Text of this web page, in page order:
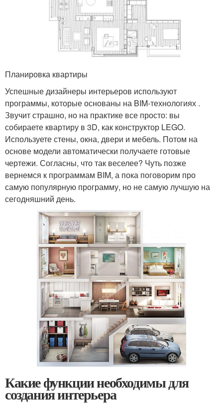
Планировка квартиры
Успешные дизайнеры интерьеров используют
программы, которые основаны на BIM-технологиях .
Звучит страшно, но на практике все просто: вы
собираете квартиру в 3D, как конструктор LEGO.
Используете стены, окна, двери и мебель. Потом на
основе модели автоматически получаете готовые
чертежи. Согласны, что так веселее? Чуть позже
вернемся к программам BIM, а пока поговорим про
самую популярную программу, но не самую лучшую на
сегодняшний день.
Какие функции необходимы для
создания интерьера